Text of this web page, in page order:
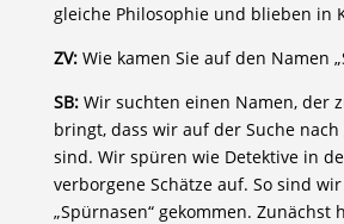
gleiche Philosophie und blieben in
ZV: Wie kamen Sie auf den Namen
SB: Wir suchten einen Namen, der
bringt, dass wir auf der Suche
sind. Wir spüren wie Detektive in
verborgene Schätze auf. So sind
„Spürnasen“ gekommen. Zunächst